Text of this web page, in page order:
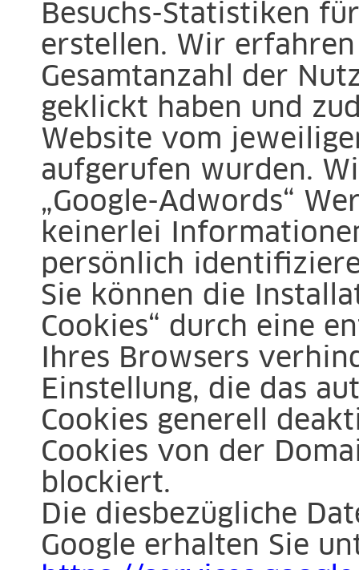
Besuchs-Statistiken
erstellen. Wir
Gesamtanzahl der
geklickt haben und
Website vom
aufgerufen wurden.
„Google-Adwords“
keinerlei
persönlich
Sie können die
Cookies“ durch eine
Ihres Browsers
Einstellung, die das
Cookies generell
Cookies von der
blockiert.
Die diesbezügliche
Google erhalten Sie